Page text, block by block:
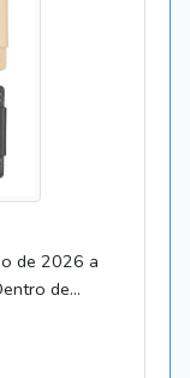
de 2026 a
de...